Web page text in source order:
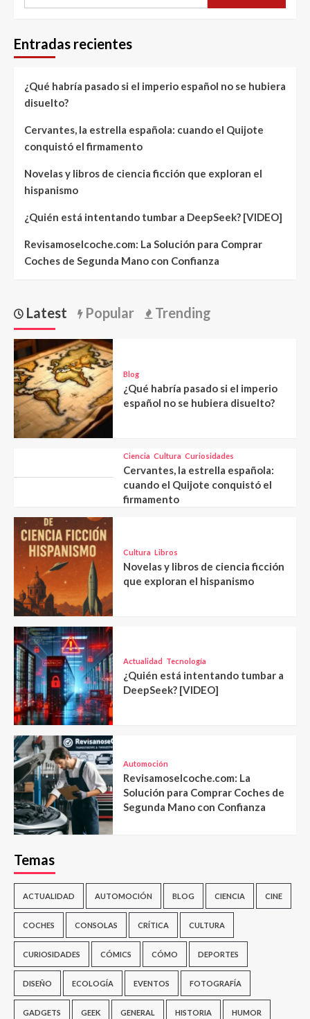
Entradas recientes
¿Qué habría pasado si el imperio español no se hubiera
disuelto?
Cervantes, la estrella española: cuando el Quijote
conquistó el firmamento
Novelas y libros de ciencia ficción que exploran el
hispanismo
¿Quién está intentando tumbar a DeepSeek? [VIDEO]
Revisamoselcoche.com: La Solución para Comprar
Coches de Segunda Mano con Confianza
Latest Popular Trending
Blog
¿Qué habría pasado si el imperio
español no se hubiera disuelto?
Ciencia Cultura Curiosidades
Cervantes, la estrella española:
cuando el Quijote conquistó el
firmamento
Cultura Libros
Novelas y libros de ciencia ficción
que exploran el hispanismo
Actualidad Tecnología
¿Quién está intentando tumbar a
DeepSeek? [VIDEO]
Automoción
Revisamoselcoche.com: La
Solución para Comprar Coches de
Segunda Mano con Confianza
Temas
ACTUALIDAD AUTOMOCIÓN BLOG CIENCIA CINE
COCHES CONSOLAS CRÍTICA CULTURA
CURIOSIDADES CÓMICS CÓMO DEPORTES
DISEÑO ECOLOGÍA EVENTOS FOTOGRAFÍA
GADGETS GEEK GENERAL HISTORIA HUMOR